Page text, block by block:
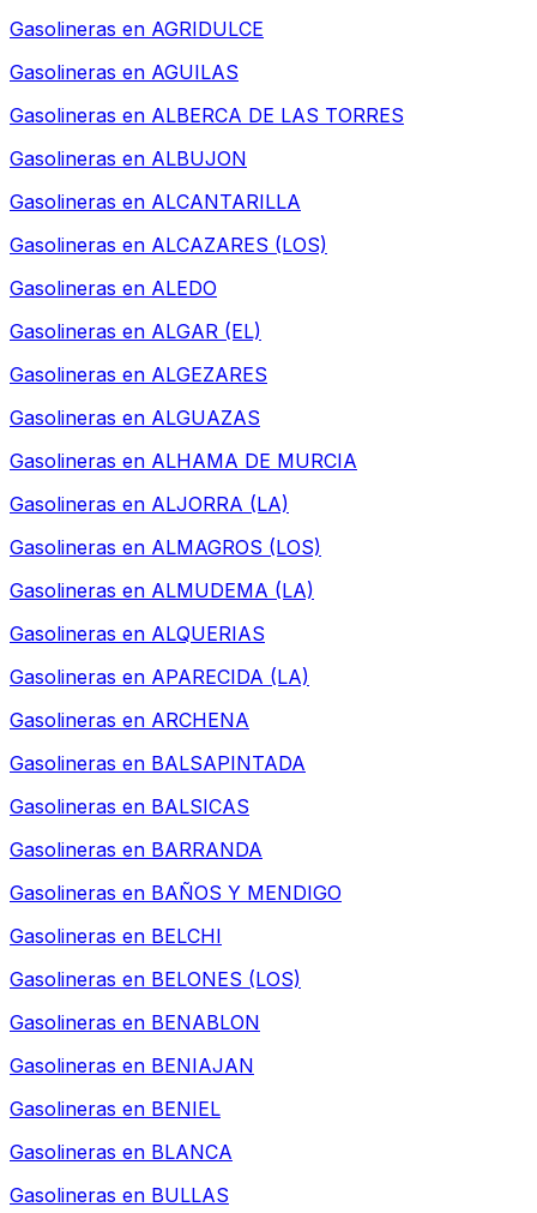
Gasolineras en AGRIDULCE
Gasolineras en AGUILAS
Gasolineras en ALBERCA DE LAS TORRES
Gasolineras en ALBUJON
Gasolineras en ALCANTARILLA
Gasolineras en ALCAZARES (LOS)
Gasolineras en ALEDO
Gasolineras en ALGAR (EL)
Gasolineras en ALGEZARES
Gasolineras en ALGUAZAS
Gasolineras en ALHAMA DE MURCIA
Gasolineras en ALJORRA (LA)
Gasolineras en ALMAGROS (LOS)
Gasolineras en ALMUDEMA (LA)
Gasolineras en ALQUERIAS
Gasolineras en APARECIDA (LA)
Gasolineras en ARCHENA
Gasolineras en BALSAPINTADA
Gasolineras en BALSICAS
Gasolineras en BARRANDA
Gasolineras en BAÑOS Y MENDIGO
Gasolineras en BELCHI
Gasolineras en BELONES (LOS)
Gasolineras en BENABLON
Gasolineras en BENIAJAN
Gasolineras en BENIEL
Gasolineras en BLANCA
Gasolineras en BULLAS